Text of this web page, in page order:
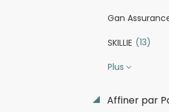
Gan
SKILLIE (13)
Plus
Affiner par